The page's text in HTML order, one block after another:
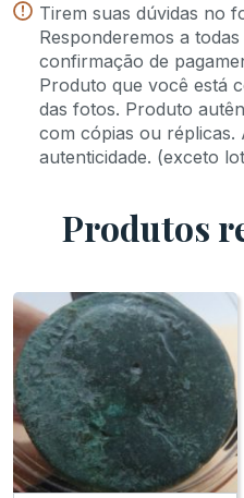
Tirem suas dúvidas no
Responderemos a
confirmação de
Produto que você está
das fotos. Produto
com cópias ou réplicas.
autenticidade. (exceto
Produtos
JULIAN II THE